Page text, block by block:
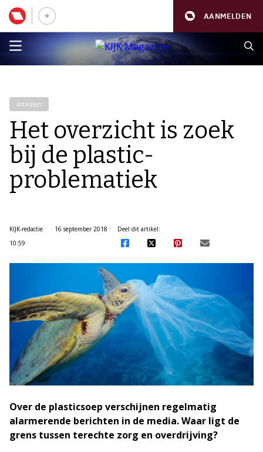
AANMELDEN
Artikelen
Het overzicht is zoek
bij de plastic-
problematiek
KIJK-redactie
16 september 2018
10:59
Deel dit artikel:
Over de plasticsoep verschijnen regelmatig
alarmerende berichten in de media. Waar ligt de
grens tussen terechte zorg en overdrijving?